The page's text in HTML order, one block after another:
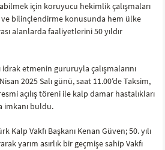
için koruyucu hekimlik çalışmaları
bilinçlendirme konusunda hem ülke
alanlarda faaliyetlerini 50 yıldır
idrak etmenin gururuyla çalışmalarını
2025 Salı günü, saat 11.00’de Taksim,
açılış töreni ile kalp damar hastalıkları
imkanı buldu.
Kalp Vakfı Başkanı Kenan Güven; 50. yılı
yarım asırlık bir geçmişe sahip Vakfı